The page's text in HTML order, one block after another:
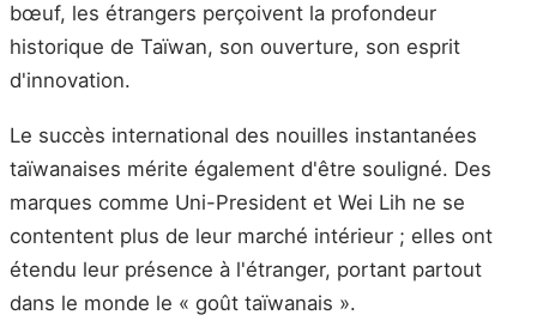
bœuf, les étrangers perçoivent la profondeur
historique de Taïwan, son ouverture, son esprit
d'innovation.
Le succès international des nouilles instantanées
taïwanaises mérite également d'être souligné. Des
marques comme Uni-President et Wei Lih ne se
contentent plus de leur marché intérieur ; elles ont
étendu leur présence à l'étranger, portant partout
dans le monde le « goût taïwanais ».